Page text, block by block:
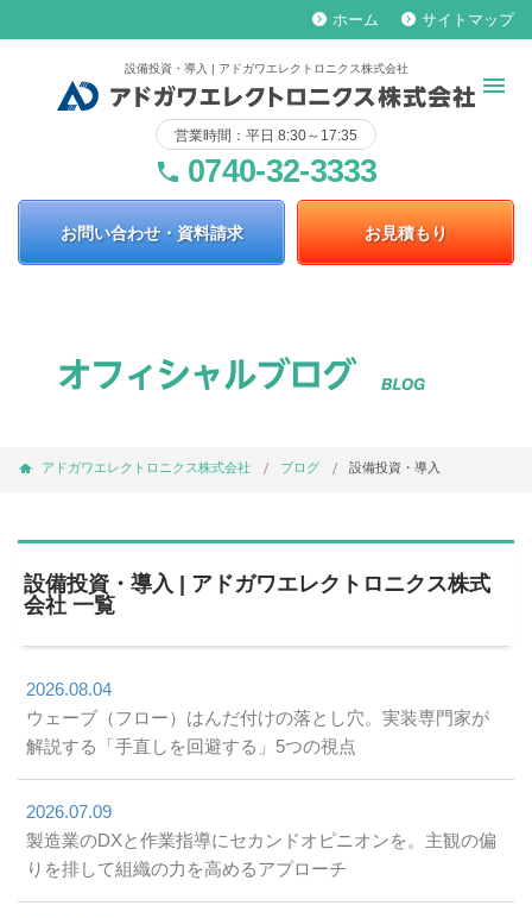
keyboard_arrow_right ホーム keyboard_arrow_right サイトマップ
設備投資・導入 | アドガワエレクトロニクス株式会社
営業時間：平日 8:30～17:35
phone 0740-32-3333
お問い合わせ・資料請求 お見積もり
アドガワエレクトロニクス株式会社 ブログ 設備投資・導入
設備投資・導入 | アドガワエレクトロニクス株式
会社 一覧
2026.08.04
ウェーブ（フロー）はんだ付けの落とし穴。実装専門家が
解説する「手直しを回避する」5つの視点
2026.07.09
製造業のDXと作業指導にセカンドオピニオンを。主観の偏
りを排して組織の力を高めるアプローチ